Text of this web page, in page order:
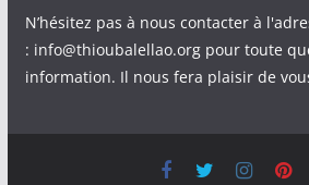
N’hésitez pas à nous contacter à
: info@thioubalellao.org pour toute
information. Il nous fera plaisir de